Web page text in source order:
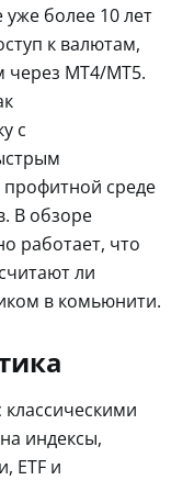
более 10 лет
к валютам,
через MT4/MT5.
с
профитной среде
В обзоре
работает, что
ли
в комьюнити.
индексы,
ETF и